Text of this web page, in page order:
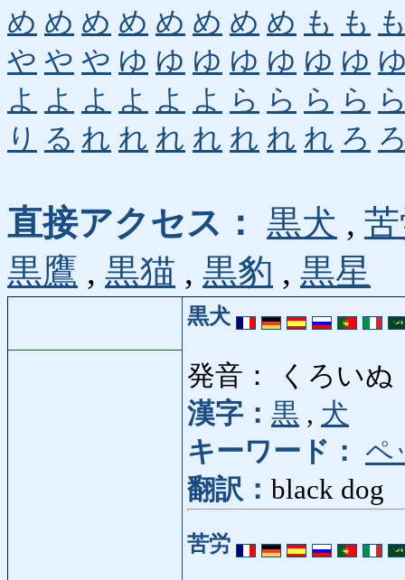
め め め め め め め め も も
や や や ゆ ゆ ゆ ゆ ゆ ゆ ゆ
よ よ よ よ よ よ ら ら ら ら
り る れ れ れ れ れ れ れ ろ
直接アクセス： 黒犬 ,
黒鷹 , 黒猫 , 黒豹 , 黒星
黒犬
発音： くろいぬ
漢字： 黒 , 犬
キーワード：
ペ
翻訳： black dog
苦労